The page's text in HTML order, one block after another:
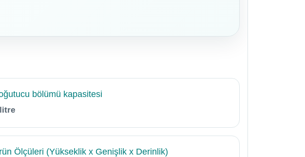
bölümü kapasitesi
Ölçüleri (Yükseklik x Genişlik x Derinlik)